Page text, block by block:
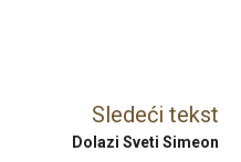
Sledeći tekst
Dolazi Sveti Simeon